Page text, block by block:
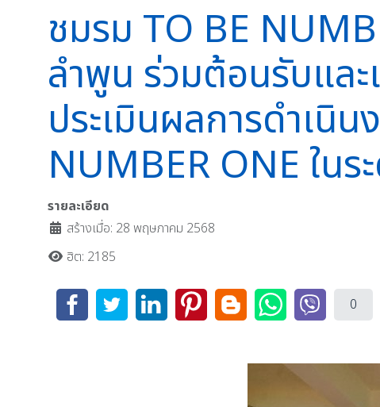
ชมรม TO BE
ลำพูน ร่วมต้อนรับและ
ประเมินผลการดำเนิ
NUMBER ONE ใน
รายละเอียด
สร้างเมื่อ: 28 พฤษภาคม 2568
ฮิต: 2185
0